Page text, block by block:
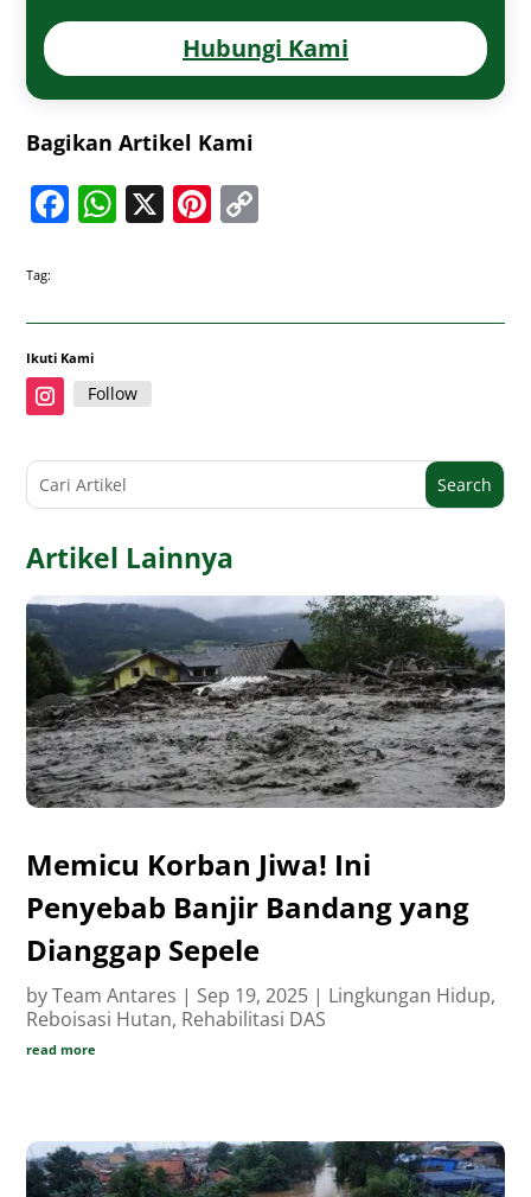
Hubungi Kami
Bagikan Artikel Kami
Facebook
WhatsApp
X Pinterest
Tag:
Ikuti Kami
Follow
Artikel Lainnya
Memicu Korban Jiwa! Ini
Penyebab Banjir Bandang yang
Dianggap Sepele
byTeam Antares | Sep 19, 2025 | Lingkungan Hidup,
Reboisasi Hutan, Rehabilitasi DAS
read more